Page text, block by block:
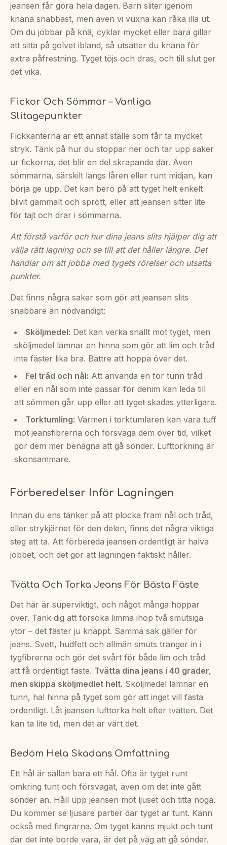
jeansen får göra hela dagen. Barn sliter igenom
knäna snabbast, men även vi vuxna kan råka illa ut.
Om du jobbar på knä, cyklar mycket eller bara gillar
att sitta på golvet ibland, så utsätter du knäna för
extra påfrestning. Tyget töjs och dras, och till slut ger
det vika.
Fickor Och Sömmar – Vanliga
Slitagepunkter
Fickkanterna är ett annat ställe som får ta mycket
stryk. Tänk på hur du stoppar ner och tar upp saker
ur fickorna, det blir en del skrapande där. Även
sömmarna, särskilt längs låren eller runt midjan, kan
börja ge upp. Det kan bero på att tyget helt enkelt
blivit gammalt och sprött, eller att jeansen sitter lite
för tajt och drar i sömmarna.
Att förstå varför och hur dina jeans slits hjälper dig att
välja rätt lagning och se till att det håller längre. Det
handlar om att jobba med tygets rörelser och utsatta
punkter.
Det finns några saker som gör att jeansen slits
snabbare än nödvändigt:
Sköljmedel: Det kan verka snällt mot tyget, men
sköljmedel lämnar en hinna som gör att lim och tråd
inte fäster lika bra. Bättre att hoppa över det.
Fel tråd och nål: Att använda en för tunn tråd
eller en nål som inte passar för denim kan leda till
att sömmen går upp eller att tyget skadas ytterligare.
Torktumling: Värmen i torktumlaren kan vara tuff
mot jeansfibrerna och försvaga dem över tid, vilket
gör dem mer benägna att gå sönder. Lufttorkning är
skonsammare.
Förberedelser Inför Lagningen
Innan du ens tänker på att plocka fram nål och tråd,
eller strykjärnet för den delen, finns det några viktiga
steg att ta. Att förbereda jeansen ordentligt är halva
jobbet, och det gör att lagningen faktiskt håller.
Tvätta Och Torka Jeans För Bästa Fäste
Det här är superviktigt, och något många hoppar
över. Tänk dig att försöka limma ihop två smutsiga
ytor – det fäster ju knappt. Samma sak gäller för
jeans. Svett, hudfett och allmän smuts tränger in i
tygfibrerna och gör det svårt för både lim och tråd
att få ordentligt fäste. Tvätta dina jeans i 40 grader,
men skippa sköljmedlet helt. Sköljmedel lämnar en
tunn, hal hinna på tyget som gör att inget vill fästa
ordentligt. Låt jeansen lufttorka helt efter tvätten. Det
kan ta lite tid, men det är värt det.
Bedöm Hela Skadans Omfattning
Ett hål är sällan bara ett hål. Ofta är tyget runt
omkring tunt och försvagat, även om det inte gått
sönder än. Håll upp jeansen mot ljuset och titta noga.
Du kommer se ljusare partier där tyget är tunt. Känn
också med fingrarna. Om tyget känns mjukt och tunt
där det inte borde vara, är det på väg att gå sönder.